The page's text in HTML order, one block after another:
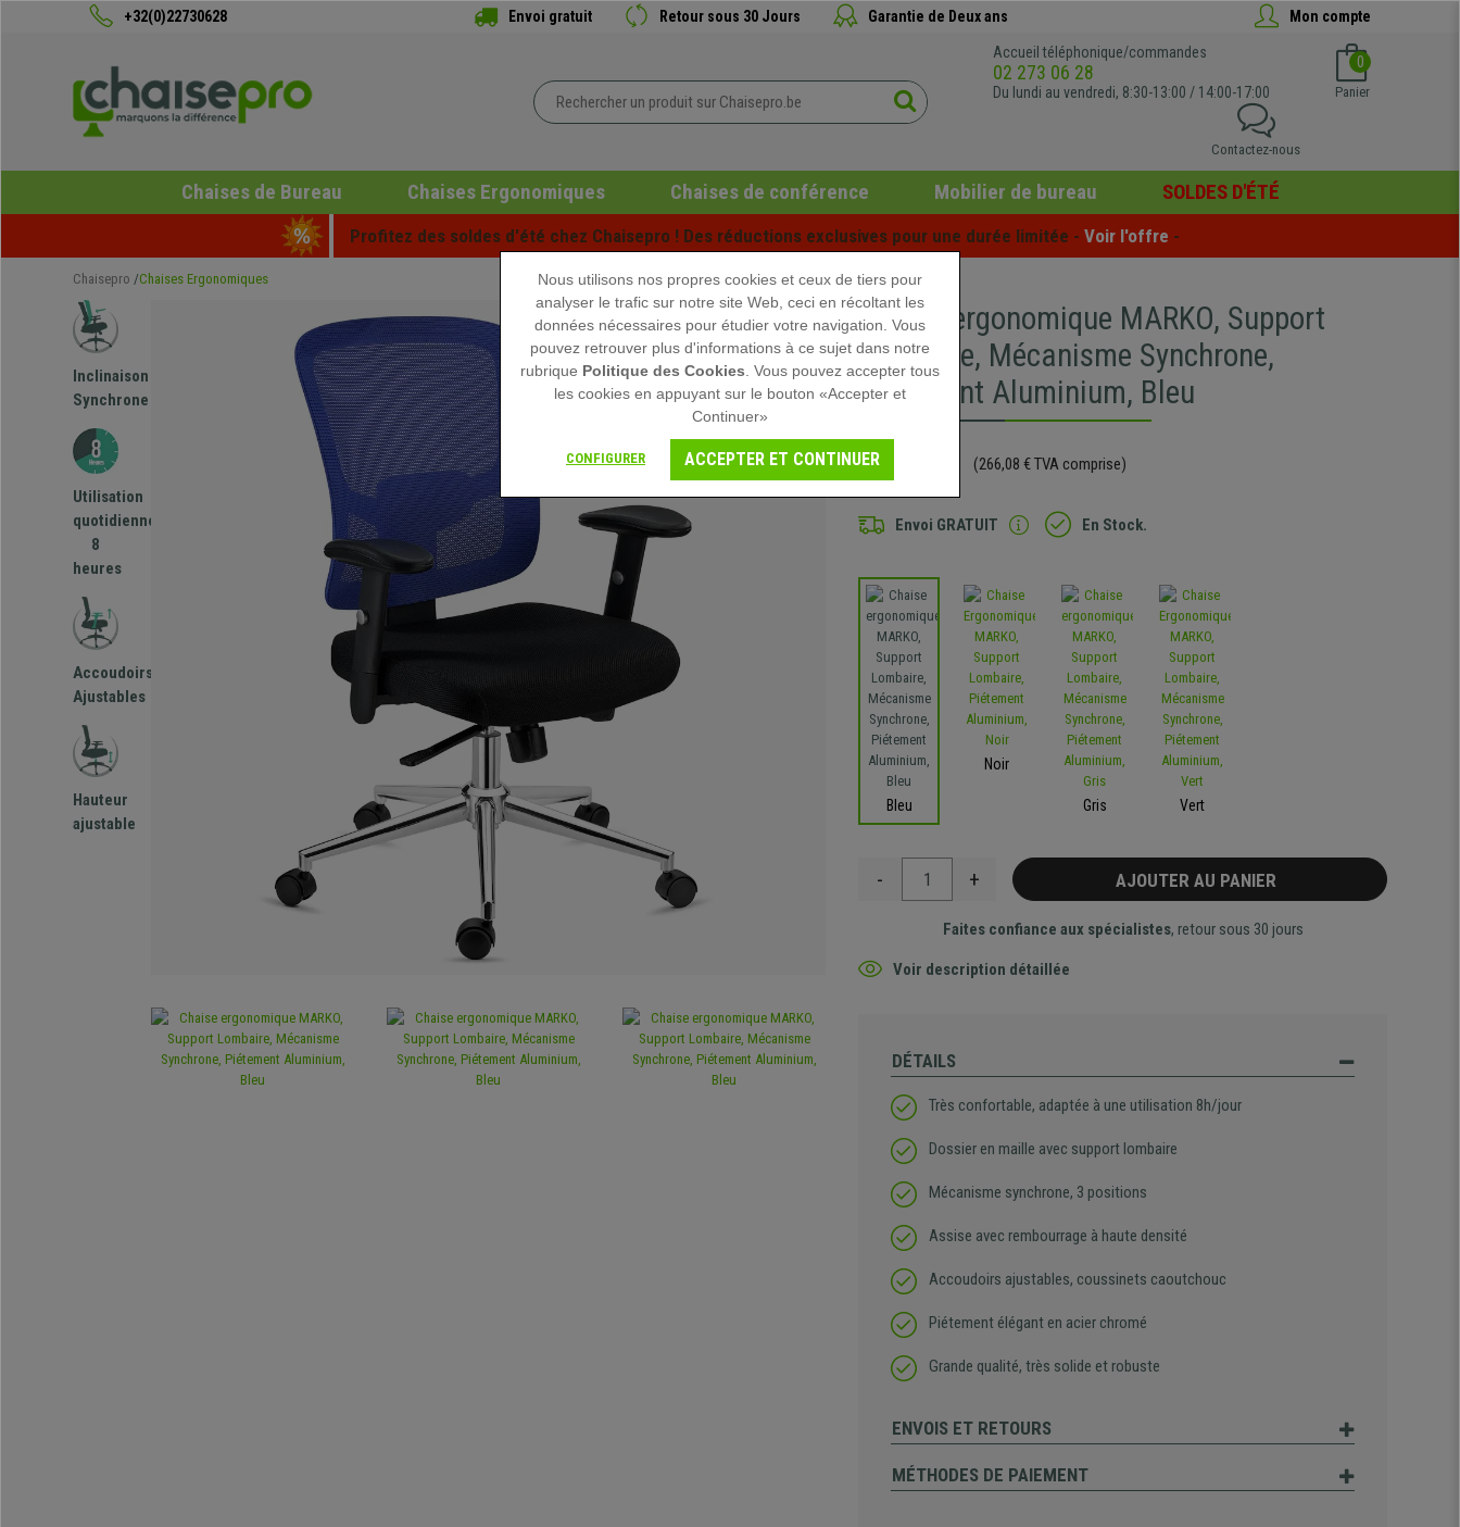
+32(0)22730628 Envoi gratuit Retour sous 30 Jours Garantie de Deux ans Mon compte
Accueil téléphonique/commandes
02 273 06 28
Du lundi au vendredi, 8:30-13:00 / 14:00-17:00
0
Panier
Contactez-nous
Chaises de Bureau Chaises Ergonomiques Chaises de conférence Mobilier de bureau SOLDES D'ÉTÉ
Profitez des soldes d'été chez Chaisepro ! Des réductions exclusives pour une durée limitée - Voir l'offre -
Chaisepro Chaises Ergonomiques
Inclinaison
Synchrone
Utilisation
quotidienne
8
heures
Accoudoirs
Ajustables
Hauteur
ajustable
Chaise ergonomique MARKO, Support
Lombaire, Mécanisme Synchrone,
Piétement Aluminium, Bleu
219,90 € (266,08 € TVA comprise)
Envoi GRATUIT En Stock.
Bleu
Noir
Gris Vert
- + AJOUTER AU PANIER
Faites confiance aux spécialistes, retour sous 30 jours
Voir description détaillée
DÉTAILS
Très confortable, adaptée à une utilisation 8h/jour
Dossier en maille avec support lombaire
Mécanisme synchrone, 3 positions
Assise avec rembourrage à haute densité
Accoudoirs ajustables, coussinets caoutchouc
Piétement élégant en acier chromé
Grande qualité, très solide et robuste
ENVOIS ET RETOURS
MÉTHODES DE PAIEMENT
Nous utilisons nos propres cookies et ceux de tiers pour
analyser le trafic sur notre site Web, ceci en récoltant les
données nécessaires pour étudier votre navigation. Vous
pouvez retrouver plus d'informations à ce sujet dans notre
rubrique Politique des Cookies . Vous pouvez accepter tous
les cookies en appuyant sur le bouton «Accepter et
Continuer»
CONFIGURER ACCEPTER ET CONTINUER